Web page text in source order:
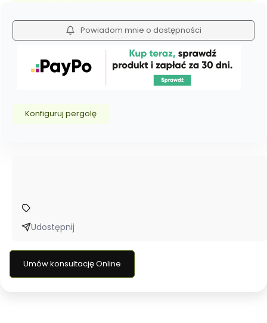
Powiadom mnie o dostępności
Konfiguruj pergolę
Udostępnij
Umów konsultację Online